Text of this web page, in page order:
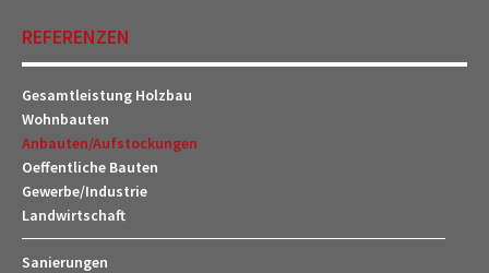
REFERENZEN
Gesamtleistung Holzbau
Wohnbauten
Anbauten/Aufstockungen
Oeffentliche Bauten
Gewerbe/Industrie
Landwirtschaft
Sanierungen